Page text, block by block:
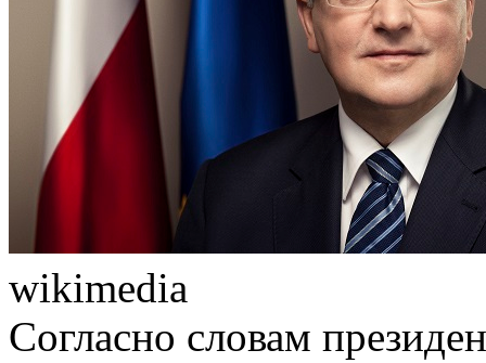
wikimedia
Согласно словам